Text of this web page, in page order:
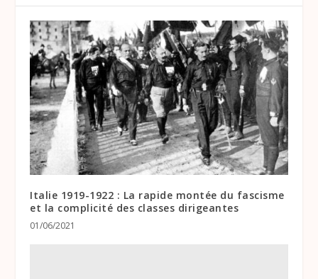
Italie 1919-1922 : La rapide montée du fascisme
et la complicité des classes dirigeantes
01/06/2021